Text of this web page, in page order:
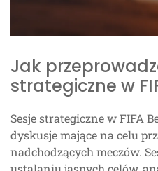
Jak
strategiczne w
Sesje strategiczne w FIFA
dyskusje mające na celu
nadchodzących meczów.